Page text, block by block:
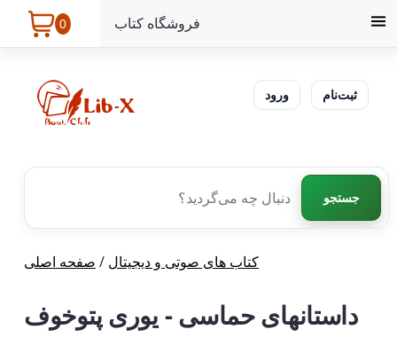
0 فروشگاه کتاب
ورود ثبت‌نام
جستجو
صفحه اصلی / کتاب های صوتی و دیجیتال
داستانهای حماسی - یوری پتوخوف